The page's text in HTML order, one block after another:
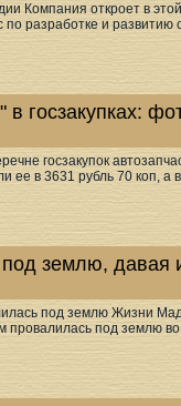
Компания откроет в
разработке и развитию
госзакупках:
госзакупок
ее в 3631 рубль 70 коп, а
землю, давая
под землю Жизни
под землю